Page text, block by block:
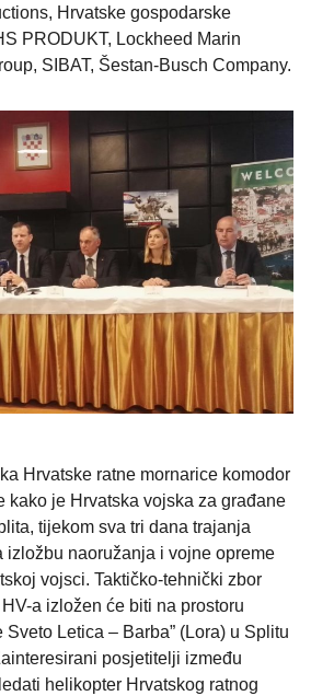
Hrvatske gospodarske
PRODUKT, Lockheed Marin
SIBAT, Šestan-Busch Company.
Hrvatske ratne mornarice komodor
kako je Hrvatska vojska za građane
tijekom sva tri dana trajanja
izložbu naoružanja i vojne opreme
vojsci. Taktičko-tehnički zbor
a izložen će biti na prostoru
Sveto Letica – Barba” (Lora) u Splitu
posjetitelji između
helikopter Hrvatskog ratnog